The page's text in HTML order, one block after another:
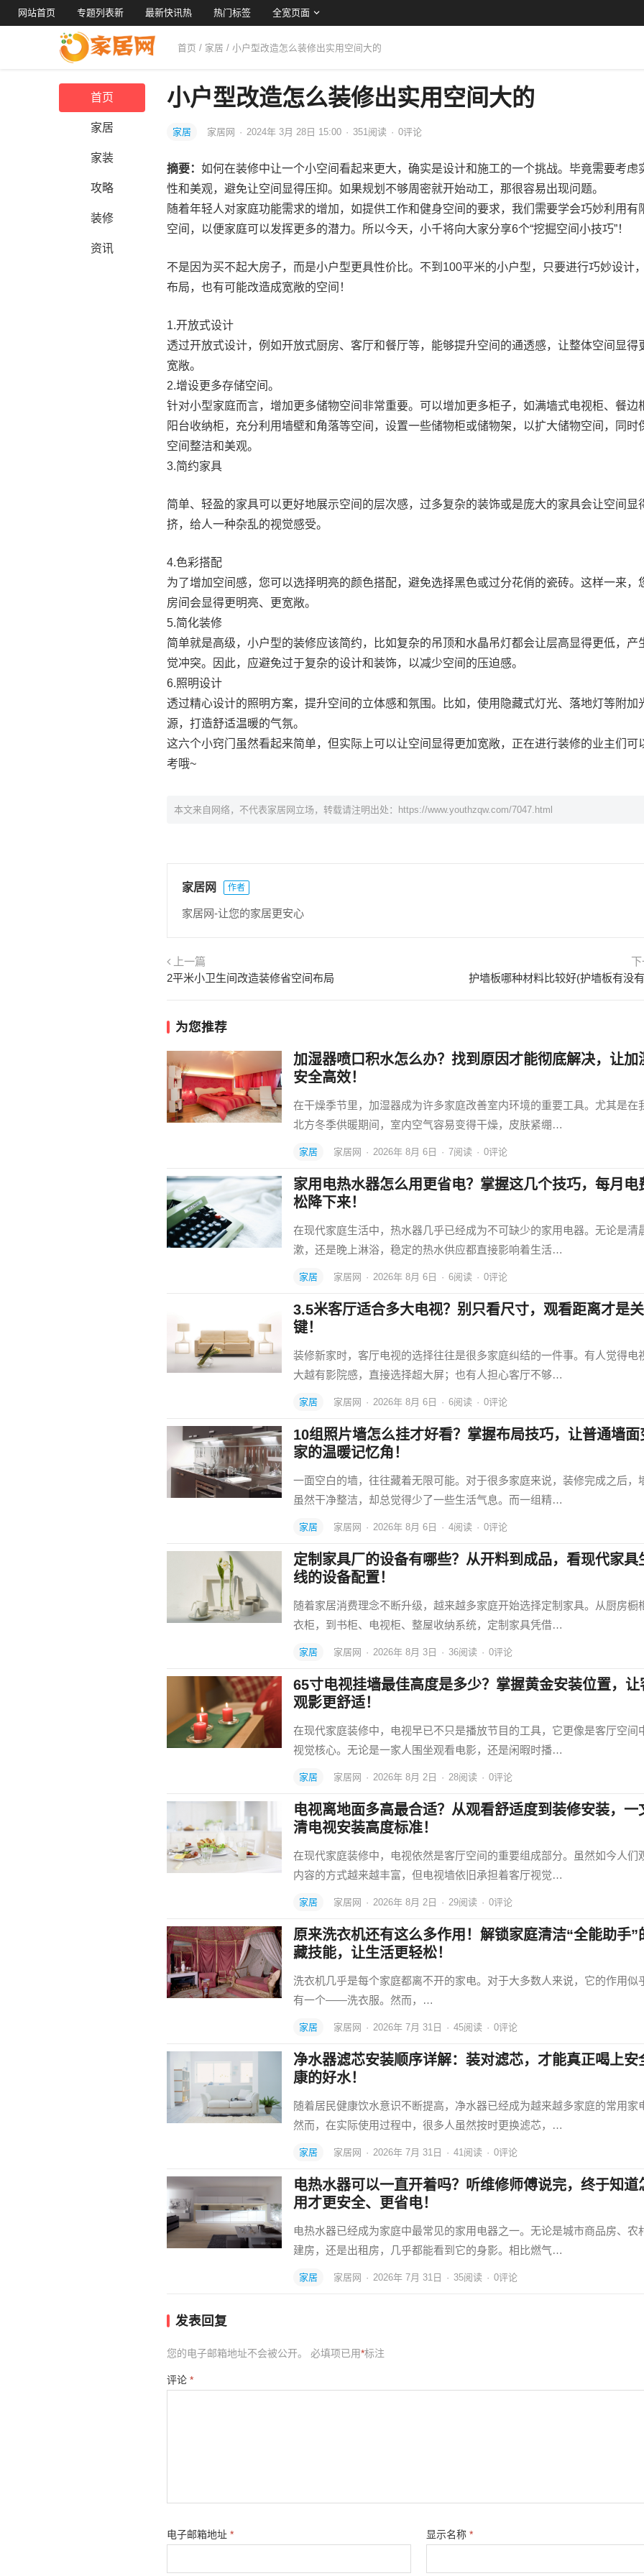
网站首页 专题列表新 最新快讯热 热门标签 全宽页面
首页 / 家居 / 小户型改造怎么装修出实用空间大的
首页
家居
家装
攻略
装修
资讯
小户型改造怎么装修出实用空间大的
家居 家居网 · 2024年 3月 28日 15:00 · 351阅读 · 0评论
摘要： 如何在装修中让一个小空间看起来更大，确实是设计和施工的一个挑战。毕竟需要考虑
性和美观，避免让空间显得压抑。如果规划不够周密就开始动工，那很容易出现问题。
随着年轻人对家庭功能需求的增加，如提供工作和健身空间的要求，我们需要学会巧妙利用有
空间，以便家庭可以发挥更多的潜力。所以今天，小千将向大家分享6个“挖掘空间小技巧”！
不是因为买不起大房子，而是小户型更具性价比。不到100平米的小户型，只要进行巧妙设计
布局，也有可能改造成宽敞的空间！
1.开放式设计
透过开放式设计，例如开放式厨房、客厅和餐厅等，能够提升空间的通透感，让整体空间显得
宽敞。
2.增设更多存储空间。
针对小型家庭而言，增加更多储物空间非常重要。可以增加更多柜子，如满墙式电视柜、餐边
阳台收纳柜，充分利用墙壁和角落等空间，设置一些储物柜或储物架，以扩大储物空间，同时
空间整洁和美观。
3.简约家具
简单、轻盈的家具可以更好地展示空间的层次感，过多复杂的装饰或是庞大的家具会让空间显
挤，给人一种杂乱的视觉感受。
4.色彩搭配
为了增加空间感，您可以选择明亮的颜色搭配，避免选择黑色或过分花俏的瓷砖。这样一来，
房间会显得更明亮、更宽敞。
5.简化装修
简单就是高级，小户型的装修应该简约，比如复杂的吊顶和水晶吊灯都会让层高显得更低，产
觉冲突。因此，应避免过于复杂的设计和装饰，以减少空间的压迫感。
6.照明设计
透过精心设计的照明方案，提升空间的立体感和氛围。比如，使用隐藏式灯光、落地灯等附加
源，打造舒适温暖的气氛。
这六个小窍门虽然看起来简单，但实际上可以让空间显得更加宽敞，正在进行装修的业主们可
考哦~
本文来自网络，不代表家居网立场，转载请注明出处： https://www.youthzqw.com/7047.html
家居网 作者
家居网-让您的家居更安心
上一篇
2平米小卫生间改造装修省空间布局
护墙板哪种材料比较好(护墙板有没
为您推荐
加湿器喷口积水怎么办？找到原因才能彻底解决，让加
安全高效！
在干燥季节里，加湿器成为许多家庭改善室内环境的重要工具。尤其是在
北方冬季供暖期间，室内空气容易变得干燥，皮肤紧绷…
家居 家居网 · 2026年 8月 6日 · 7阅读 · 0评论
家用电热水器怎么用更省电？掌握这几个技巧，每月电
松降下来！
在现代家庭生活中，热水器几乎已经成为不可缺少的家用电器。无论是清
漱，还是晚上淋浴，稳定的热水供应都直接影响着生活…
家居 家居网 · 2026年 8月 6日 · 6阅读 · 0评论
3.5米客厅适合多大电视？别只看尺寸，观看距离才是关
键！
装修新家时，客厅电视的选择往往是很多家庭纠结的一件事。有人觉得电
大越有影院感，直接选择超大屏；也有人担心客厅不够…
家居 家居网 · 2026年 8月 6日 · 6阅读 · 0评论
10组照片墙怎么挂才好看？掌握布局技巧，让普通墙面
家的温暖记忆角！
一面空白的墙，往往藏着无限可能。对于很多家庭来说，装修完成之后，
虽然干净整洁，却总觉得少了一些生活气息。而一组精…
家居 家居网 · 2026年 8月 6日 · 4阅读 · 0评论
定制家具厂的设备有哪些？从开料到成品，看现代家具
线的设备配置！
随着家居消费理念不断升级，越来越多家庭开始选择定制家具。从厨房橱
衣柜，到书柜、电视柜、整屋收纳系统，定制家具凭借…
家居 家居网 · 2026年 8月 3日 · 36阅读 · 0评论
65寸电视挂墙最佳高度是多少？掌握黄金安装位置，让
观影更舒适！
在现代家庭装修中，电视早已不只是播放节目的工具，它更像是客厅空间
视觉核心。无论是一家人围坐观看电影，还是闲暇时播…
家居 家居网 · 2026年 8月 2日 · 28阅读 · 0评论
电视离地面多高最合适？从观看舒适度到装修安装，一
清电视安装高度标准！
在现代家庭装修中，电视依然是客厅空间的重要组成部分。虽然如今人们
内容的方式越来越丰富，但电视墙依旧承担着客厅视觉…
家居 家居网 · 2026年 8月 2日 · 29阅读 · 0评论
原来洗衣机还有这么多作用！解锁家庭清洁“全能助手”
藏技能，让生活更轻松！
洗衣机几乎是每个家庭都离不开的家电。对于大多数人来说，它的作用似
有一个——洗衣服。然而，…
家居 家居网 · 2026年 7月 31日 · 45阅读 · 0评论
净水器滤芯安装顺序详解：装对滤芯，才能真正喝上安
康的好水！
随着居民健康饮水意识不断提高，净水器已经成为越来越多家庭的常用家
然而，在实际使用过程中，很多人虽然按时更换滤芯，…
家居 家居网 · 2026年 7月 31日 · 41阅读 · 0评论
电热水器可以一直开着吗？听维修师傅说完，终于知道
用才更安全、更省电！
电热水器已经成为家庭中最常见的家用电器之一。无论是城市商品房、农
建房，还是出租房，几乎都能看到它的身影。相比燃气…
家居 家居网 · 2026年 7月 31日 · 35阅读 · 0评论
发表回复
您的电子邮箱地址不会被公开。 必填项已用*标注
评论 *
显示名称 *
电子邮箱地址 *